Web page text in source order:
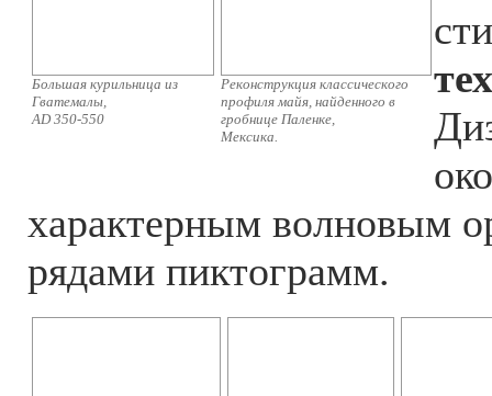
Большая курильница из
Гватемалы,
AD 350-550
Реконструкция классического
профиля майя, найденного в
гробнице Паленке,
Мексика.
характерным волновым
рядами пиктограмм.